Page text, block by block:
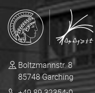
Boltzmannstr. 8
85748 Garching